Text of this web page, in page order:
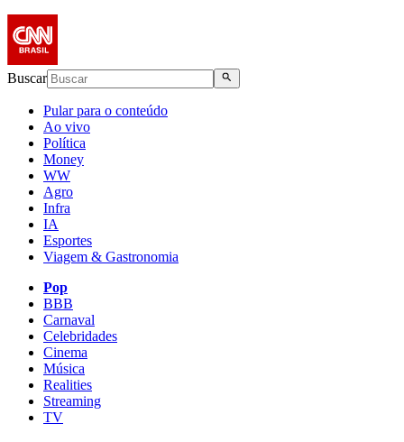
Buscar
Pular para o conteúdo
Ao vivo
Política
Money
WW
Agro
Infra
IA
Esportes
Viagem & Gastronomia
Pop
BBB
Carnaval
Celebridades
Cinema
Música
Realities
Streaming
TV